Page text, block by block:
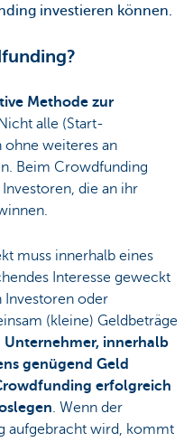
investieren können.
Methode zur
alle (Start-
weiteres an
Beim Crowdfunding
die an ihr
muss innerhalb eines
Interesse geweckt
Investoren oder
(kleine) Geldbeträge
Unternehmer, innerhalb
genügend Geld
erfolgreich
. Wenn der
aufgebracht wird, kommt